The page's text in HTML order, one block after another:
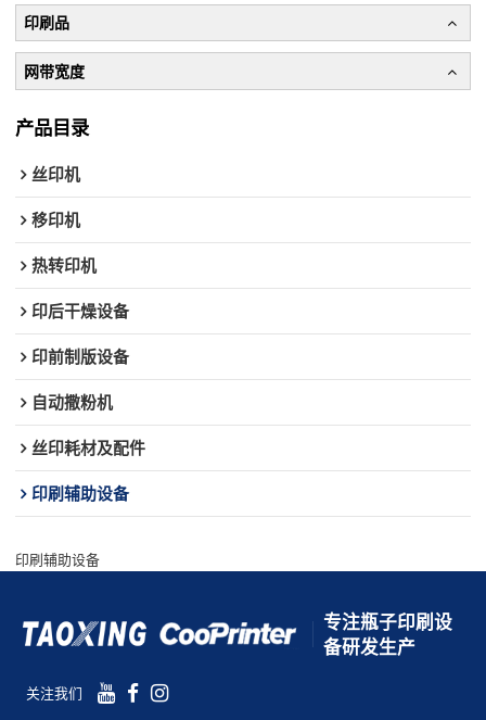
印刷品
网带宽度
产品目录
丝印机
移印机
热转印机
印后干燥设备
印前制版设备
自动撒粉机
丝印耗材及配件
印刷辅助设备
印刷辅助设备
专注瓶子印刷设
备研发生产
关注我们